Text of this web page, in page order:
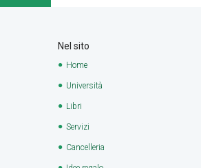
Nel sito
Home
Università
Libri
Servizi
Cancelleria